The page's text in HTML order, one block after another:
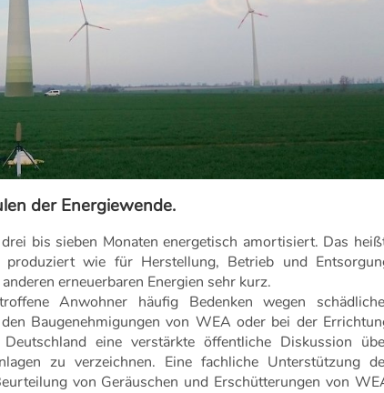
der Energiewende.
bis sieben Monaten energetisch amortisiert. Das
wie für Herstellung, Betrieb und
erneuerbaren Energien sehr kurz.
Anwohner häufig Bedenken wegen
Baugenehmigungen von WEA oder bei der
eine verstärkte öffentliche Diskussion
zu verzeichnen. Eine fachliche Unterstützung
von Geräuschen und Erschütterungen von